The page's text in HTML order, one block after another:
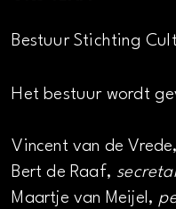
Bestuur Stichting
Het bestuur wordt
Vincent van de Vrede,
Bert de Raaf,
Maartje van Meijel,